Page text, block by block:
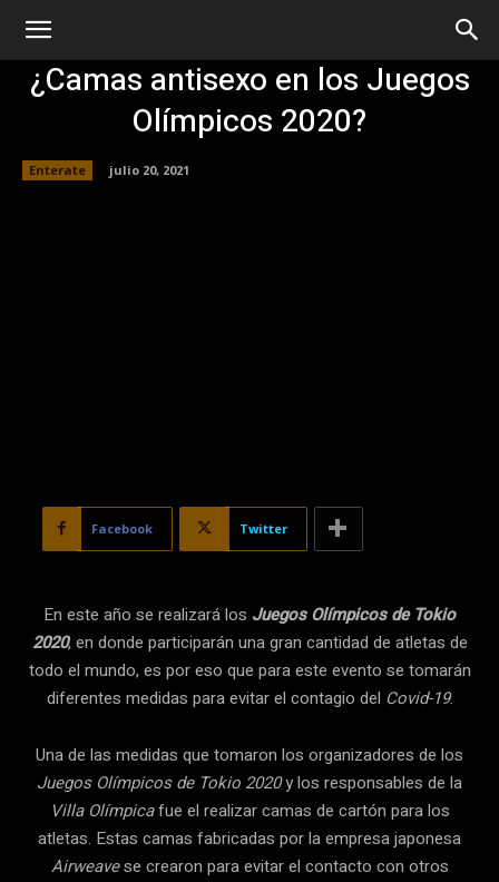
¿Camas antisexo en los Juegos
Olímpicos 2020?
Enterate julio 20, 2021
Facebook Twitter
En este año se realizará los Juegos Olímpicos de Tokio
2020, en donde participarán una gran cantidad de atletas de
todo el mundo, es por eso que para este evento se tomarán
diferentes medidas para evitar el contagio del Covid-19.
Una de las medidas que tomaron los organizadores de los
Juegos Olímpicos de Tokio 2020y los responsables de la
Villa Olímpicafue el realizar camas de cartón para los
atletas. Estas camas fabricadas por la empresa japonesa
Airweavese crearon para evitar el contacto con otros